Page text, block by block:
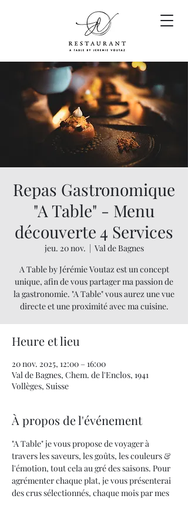
Repas Gastronomique
"A Table" - Menu
découverte 4 Services
jeu. 20 nov.
  |
Val de Bagnes
A Table by Jérémie Voutaz est un concept
unique, afin de vous partager ma passion de
la gastronomie. "A Table" vous aurez une vue
directe et une proximité avec ma cuisine.
Heure et lieu
20 nov. 2025, 12:00 – 16:00
Val de Bagnes, Chem. de l'Enclos, 1941
Vollèges, Suisse
À propos de l'événement
"A Table" je vous propose de voyager à
travers les saveurs, les goûts, les couleurs &
l'émotion, tout cela au gré des saisons. Pour
agrémenter chaque plat, je vous présenterai
des crus sélectionnés, chaque mois par mes